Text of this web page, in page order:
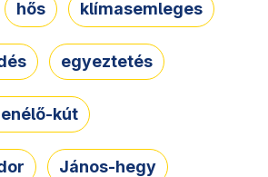
hős klímasemleges
egyeztetés
kút
János-hegy